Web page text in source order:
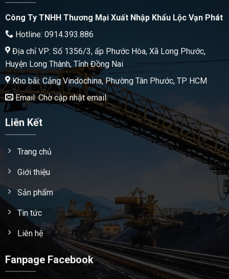
Công Ty TNHH Thương Mại Xuất Nhập Khẩu Lộc Vạn Phát
Hotline: 0914.393.886
Địa chỉ VP: Số 1356/3, ấp Phước Hòa, Xã Long Phước,
Huyện Long Thành, Tỉnh Đồng Nai
Kho bãi: Cảng Vindochina, Phường Tân Phước, TP HCM
Email: Chờ cập nhật email
Liên Kết
Trang chủ
Giới thiệu
Sản phẩm
Tin tức
Liên hệ
Fanpage Facebook